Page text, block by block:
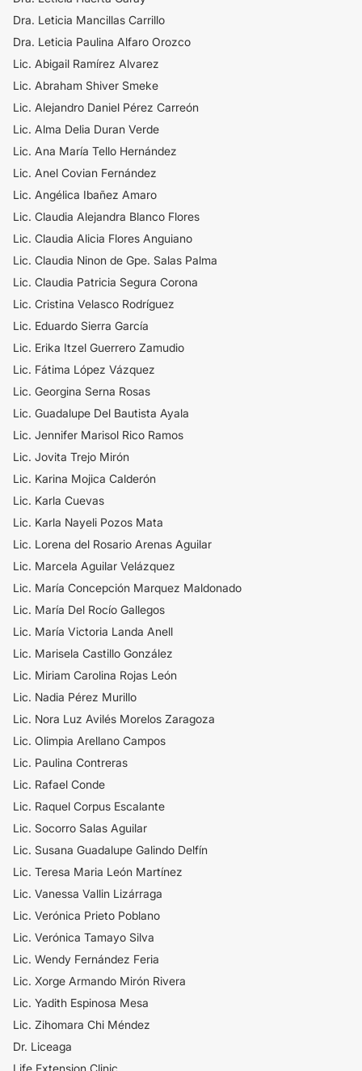
Dra. Leticia Mancillas Carrillo
Dra. Leticia Paulina Alfaro Orozco
Lic. Abigail Ramírez Alvarez
Lic. Abraham Shiver Smeke
​Lic. Alejandro Daniel Pérez Carreón
Lic. Alma Delia Duran Verde
Lic. Ana María Tello Hernández
Lic. Anel Covian Fernández
Lic. Angélica Ibañez Amaro
Lic. Claudia Alejandra Blanco Flores
Lic. Claudia Alicia Flores Anguiano
Lic. Claudia Ninon de Gpe. Salas Palma
Lic. Claudia Patricia Segura Corona
Lic. Cristina Velasco Rodríguez
Lic. Eduardo Sierra García
Lic. Erika Itzel Guerrero Zamudio
Lic. Fátima López Vázquez
Lic. Georgina Serna Rosas
Lic. Guadalupe Del Bautista Ayala
Lic. Jennifer Marisol Rico Ramos
Lic. Jovita Trejo Mirón
Lic. Karina Mojica Calderón
Lic. Karla Cuevas
​Lic. Karla Nayeli Pozos Mata
Lic. Lorena del Rosario Arenas Aguilar
​Lic. Marcela Aguilar Velázquez
​Lic. María Concepción Marquez Maldonado
Lic. María Del Rocío Gallegos
Lic. María Victoria Landa Anell
Lic. Marisela Castillo González
Lic. Miriam Carolina Rojas León
Lic. Nadia Pérez Murillo
Lic. Nora Luz Avilés Morelos Zaragoza
Lic. Olimpia Arellano Campos
Lic. Paulina Contreras
Lic. Rafael Conde
​Lic. Raquel Corpus Escalante
L​ic. Socorro Salas Aguilar
Lic. Susana Guadalupe Galindo Delfín
Lic. Teresa Maria León Martínez
Lic. Vanessa Vallin Lizárraga
Lic. Verónica Prieto Poblano
​Lic. Verónica Tamayo Silva
Lic. Wendy Fernández Feria
Lic. Xorge Armando Mirón Rivera
​Lic. Yadith Espinosa Mesa
Lic. Zihomara Chi Méndez
Dr. Liceaga
Life Extension Clinic